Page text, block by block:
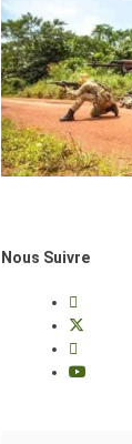
Nous Suivre